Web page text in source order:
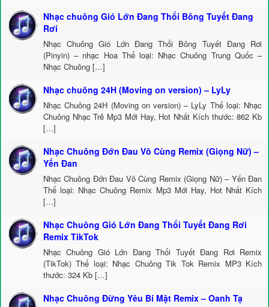
Nhạc chuông Gió Lớn Đang Thổi Bông Tuyết Đang
Rơi
Nhạc Chuông Gió Lớn Đang Thổi Bông Tuyết Đang Rơi
(Pinyin) – nhạc Hoa Thể loại: Nhạc Chuông Trung Quốc –
Nhạc Chuông […]
Nhạc chuông 24H (Moving on version) – LyLy
Nhạc Chuông 24H (Moving on version) – LyLy Thể loại: Nhạc
Chuông Nhạc Trẻ Mp3 Mới Hay, Hot Nhất Kích thước: 862 Kb
[…]
Nhạc Chuông Đớn Đau Vô Cùng Remix (Giọng Nữ) –
Yến Đan
Nhạc Chuông Đớn Đau Vô Cùng Remix (Giọng Nữ) – Yến Đan
Thể loại: Nhạc Chuông Remix Mp3 Mới Hay, Hot Nhất Kích
[…]
Nhạc Chuông Gió Lớn Đang Thổi Tuyết Đang Rơi
Remix TikTok
Nhạc Chuông Gió Lớn Đang Thổi Tuyết Đang Rơi Remix
(TikTok) Thể loại: Nhạc Chuông Tik Tok Remix MP3 Kích
thước: 324 Kb […]
Nhạc Chuông Đừng Yêu Bí Mật Remix – Oanh Tạ